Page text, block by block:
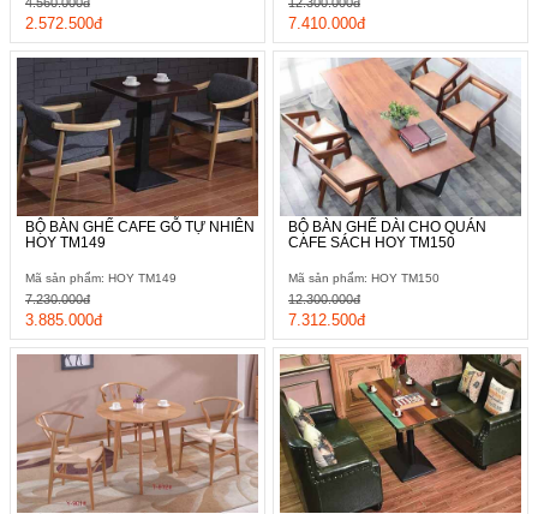
2.572.500đ 7.410.000đ
BỘ BÀN GHẾ CAFE GỖ TỰ NHIÊN
HOY TM149
Mã sản phẩm: HOY TM149
3.885.000đ
7.230.000đ
BỘ BÀN GHẾ DÀI CHO QUÁN
CAFE SÁCH HOY TM150
Mã sản phẩm: HOY TM150
7.312.500đ
12.300.000đ